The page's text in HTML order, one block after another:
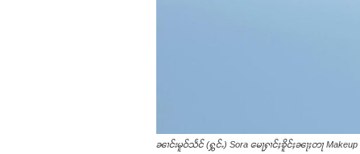
ၼၢင်းမူဝ်သႅင် (ႁွင်ႉ) Sora မေႃႁၢင်ႈၶိူင်ႈၼႃႈတႃ Makeup